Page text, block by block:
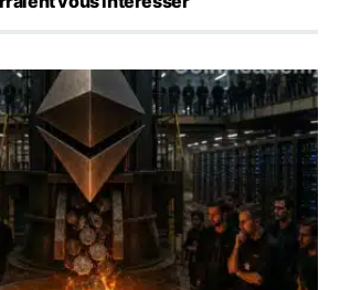
veut brûler les récompenses des